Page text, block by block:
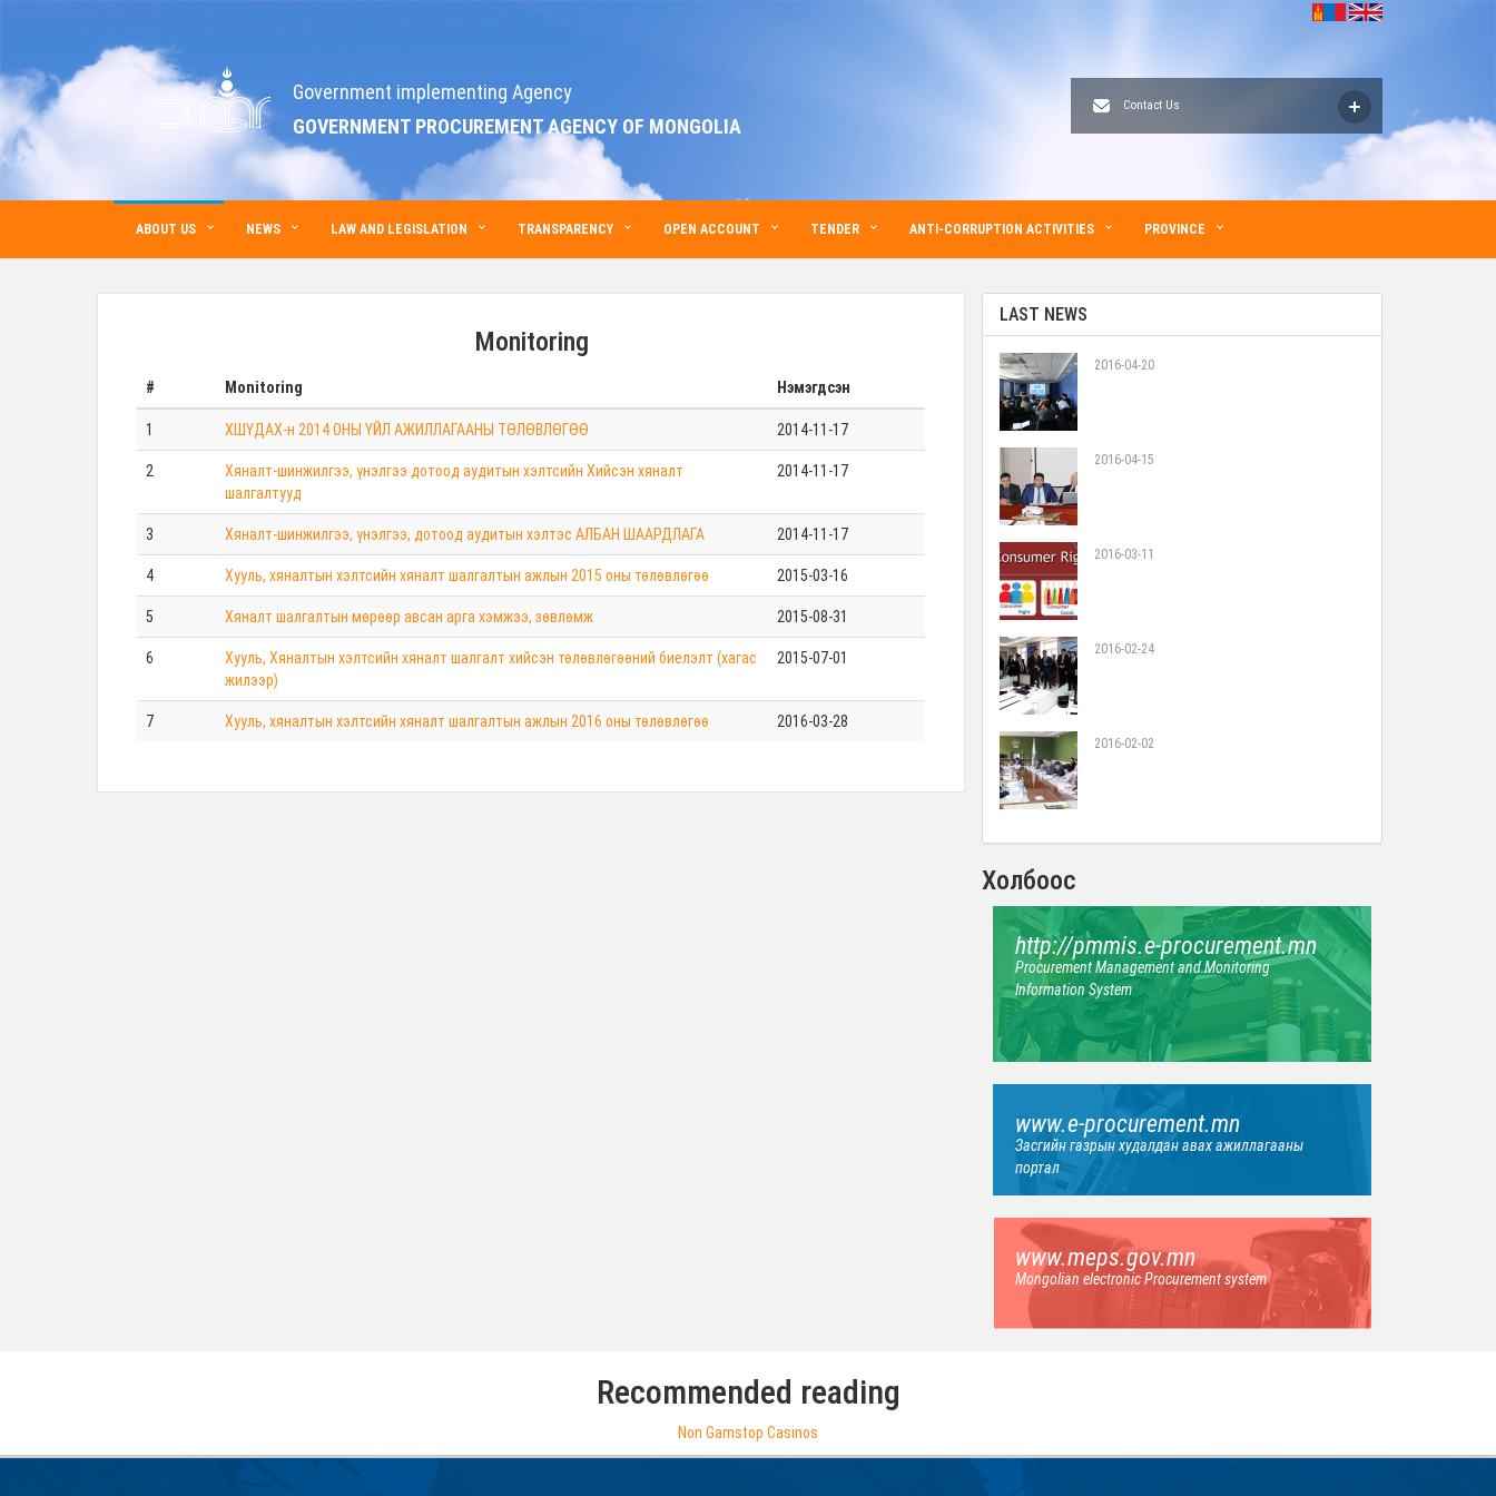
Government implementing Agency
GOVERNMENT PROCUREMENT AGENCY OF MONGOLIA
Contact Us
ABOUT US NEWS LAW AND LEGISLATION TRANSPARENCY OPEN ACCOUNT TENDER ANTI-CORRUPTION ACTIVITIES PROVINCE
Monitoring
# Monitoring Нэмэгдсэн
1 ХШҮДАХ-н 2014 ОНЫ ҮЙЛ АЖИЛЛАГААНЫ ТӨЛӨВЛӨГӨӨ 2014-11-17
2
Хяналт-шинжилгээ, үнэлгээ дотоод аудитын хэлтсийн Хийсэн хяналт
шалгалтууд
2014-11-17
3 Хяналт-шинжилгээ, үнэлгээ, дотоод аудитын хэлтэс АЛБАН ШААРДЛАГА 2014-11-17
4 Хууль, хяналтын хэлтсийн хяналт шалгалтын ажлын 2015 оны төлөвлөгөө 2015-03-16
5 Хяналт шалгалтын мөрөөр авсан арга хэмжээ, зөвлөмж 2015-08-31
6
Хууль, Хяналтын хэлтсийн хяналт шалгалт хийсэн төлөвлөгөөний биелэлт (хагас
жилээр)
2015-07-01
7 Хууль, хяналтын хэлтсийн хяналт шалгалтын ажлын 2016 оны төлөвлөгөө 2016-03-28
LAST NEWS
2016-04-20
2016-04-15
2016-03-11
2016-02-24
2016-02-02
Холбоос
http://pmmis.e-procurement.mn
Procurement Management and Monitoring
Information System
www.e-procurement.mn
Засгийн газрын худалдан авах ажиллагааны
портал
www.meps.gov.mn
Mongolian electronic Procurement system
Recommended reading
Non Gamstop Casinos